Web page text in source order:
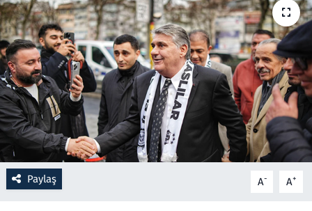
Paylaş A- A+
Ramazan
Resmi İlanlar
Rüya Tabirleri
Sağlık
Savunma Sanayi